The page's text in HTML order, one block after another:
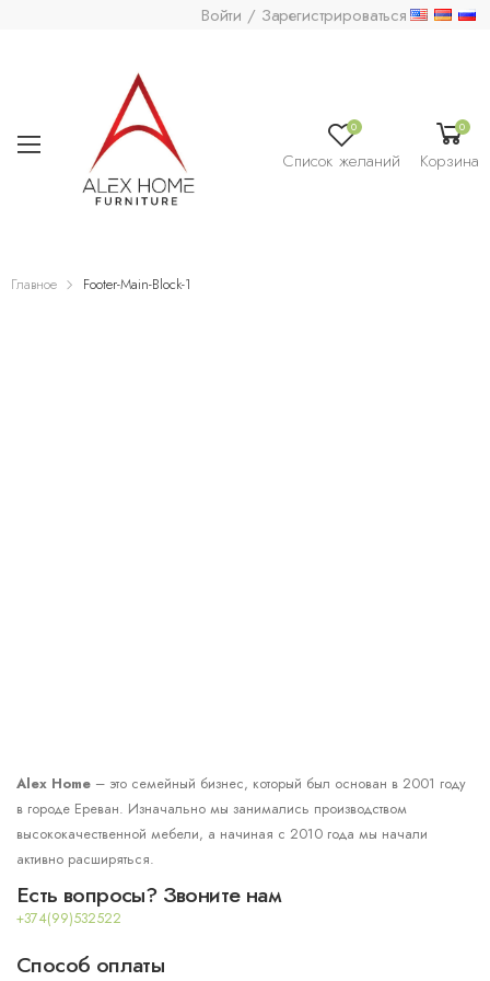
Войти / Зарегистрироваться
0
Список желаний
0
Корзина
Главное Footer-Main-Block-1
Alex Home – это семейный бизнес, который был основан в 2001 году
в городе Ереван. Изначально мы занимались производством
высококачественной мебели, а начиная с 2010 года мы начали
активно расширяться.
Есть вопросы? Звоните нам
+374(99)532522
Способ оплаты